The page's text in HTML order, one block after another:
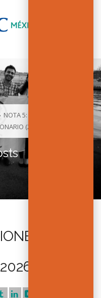
NOTA 5: INDICACIONES
(2026 - 2028)
PARA
– 2028)